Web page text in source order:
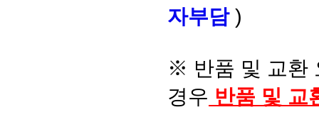
자부담 )
※ 반품 및 교환
경우 반품 및 교